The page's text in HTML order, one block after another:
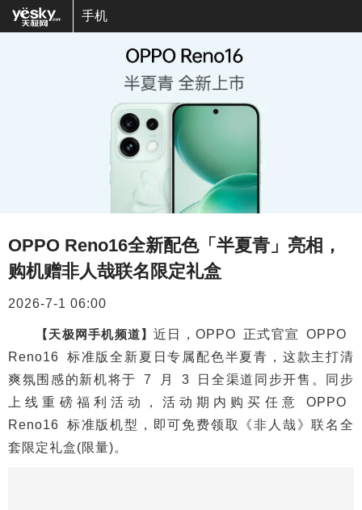
手机
OPPO Reno16全新配色「半夏青」亮相，
购机赠非人哉联名限定礼盒
2026-7-1 06:00
【天极网手机频道】近日，OPPO 正式官宣 OPPO
Reno16 标准版全新夏日专属配色半夏青，这款主打清
爽氛围感的新机将于 7 月 3 日全渠道同步开售。同步
上线重磅福利活动，活动期内购买任意 OPPO
Reno16 标准版机型，即可免费领取《非人哉》联名全
套限定礼盒(限量)。